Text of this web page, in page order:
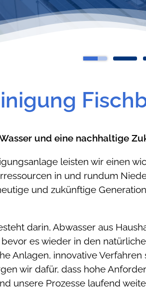
und eine nachhaltige
leisten wir einen
in und rundum
und zukünftige
darin, Abwasser aus
es wieder in den
Anlagen, innovative
wir dafür, dass hohe
unsere Prozesse laufend